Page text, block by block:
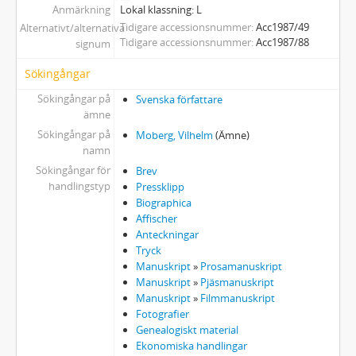
Anmärkning
Lokal klassning: L
Alternativt/alternativa
signum
Tidigare accessionsnummer Acc1987/49
Tidigare accessionsnummer Acc1987/88
Sökingångar
Sökingångar på
ämne
Svenska författare
Sökingångar på
namn
Moberg, Vilhelm (Ämne)
Sökingångar för
handlingstyp
Brev
Pressklipp
Biographica
Affischer
Anteckningar
Tryck
Manuskript» Prosamanuskript
Manuskript» Pjäsmanuskript
Manuskript» Filmmanuskript
Fotografier
Genealogiskt material
Ekonomiska handlingar